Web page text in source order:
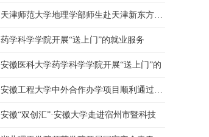
天津师范大学地理学部师生赴天津新东方培训
药学科学学院开展“送上门”的就业服务
安徽医科大学药学科学学院开展“送上门”的
安徽工程大学中外合作办学项目顺利通过教育
安徽“双创汇”·安徽大学走进宿州市暨科技